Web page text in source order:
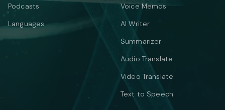
Podcasts
Languages
Voice Memos
AI Writer
Summarizer
Audio Translate
Video Translate
Text to Speech